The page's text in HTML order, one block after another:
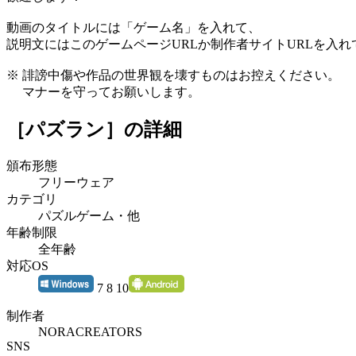
動画のタイトルには「ゲーム名」を入れて、
説明文にはこのゲームページURLか制作者サイトURLを入れ
※ 誹謗中傷や作品の世界観を壊すものはお控えください。
マナーを守ってお願いします。
［パズラン］ の詳細
頒布形態
フリーウェア
カテゴリ
パズルゲーム・他
年齢制限
全年齢
対応OS
7 8 10
制作者
NORACREATORS
SNS